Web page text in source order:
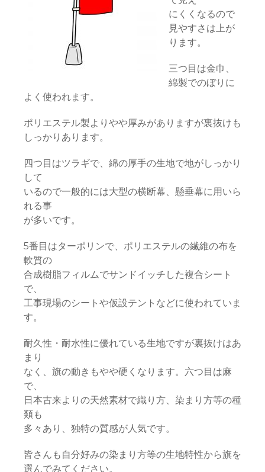
にくくなるので
見やすさは上が
ります。
三つ目は金巾、
綿製でのぼりに
よく使われます。
ポリエステル製よりやや厚みがありますが裏抜けも
しっかりあります。
四つ目はツラギで、綿の厚手の生地で地がしっかり
して
いるので一般的には大型の横断幕、懸垂幕に用いら
れる事
が多いです。
5番目はターポリンで、ポリエステルの繊維の布を
軟質の
合成樹脂フィルムでサンドイッチした複合シート
で、
工事現場のシートや仮設テントなどに使われていま
す。
耐久性・耐水性に優れている生地ですが裏抜けはあ
まり
なく、旗の動きもやや硬くなります。六つ目は麻
で、
日本古来よりの天然素材で織り方、染まり方等の種
類も
多々あり、独特の質感が人気です。
皆さんも自分好みの染まり方等の生地特性から旗を
選んでみてください。